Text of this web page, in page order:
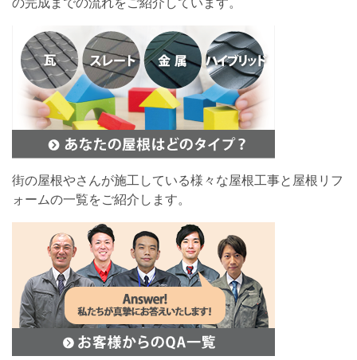
の完成までの流れをご紹介しています。
街の屋根やさんが施工している様々な屋根工事と屋根リフ
ォームの一覧をご紹介します。